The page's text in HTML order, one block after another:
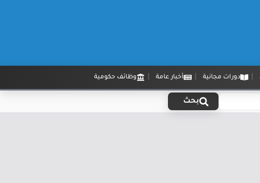
دورات مجانية أخبار عامة وظائف حكومية
بحث